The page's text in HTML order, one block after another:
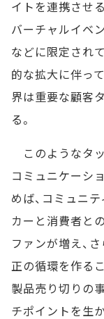
イトを連携させ
バーチャルイベ
などに限定され
的な拡大に伴っ
界は重要な顧客
る。
このようなタ
コミュニケーシ
めば、コミュニ
カーと消費者と
ファンが増え、
正の循環を作る
製品売り切りの
チポイントを生